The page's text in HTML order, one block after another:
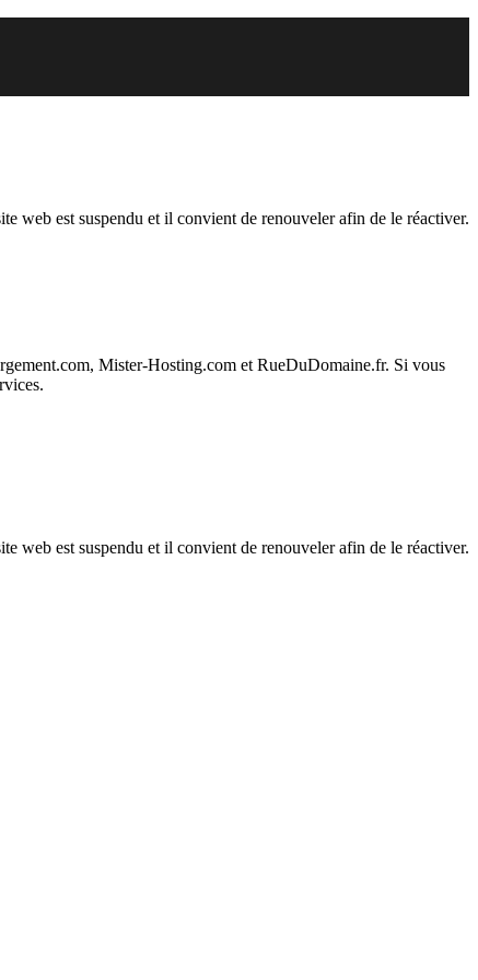
web est suspendu et il convient de renouveler afin de le réactiver.
Mister-Hosting.com et RueDuDomaine.fr. Si vous
web est suspendu et il convient de renouveler afin de le réactiver.